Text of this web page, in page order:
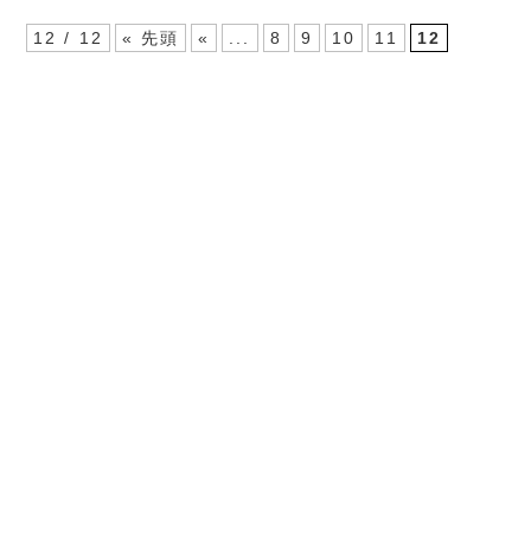
12 / 12 « 先頭 « 8 9 10 11 12